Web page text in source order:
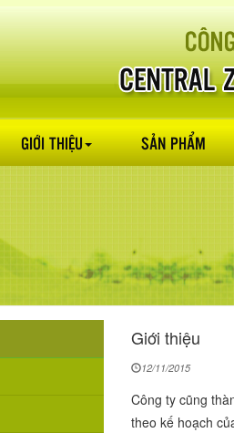
GIỚI THIỆU SẢN PHẨM
Giới thiệu
12/11/2015
Công ty cũng
theo kế hoạch